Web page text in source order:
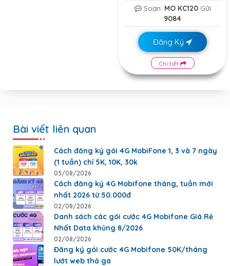
Soạn: MO KC120Gửi
9084
Đăng Ký
Chi tiết
Bài viết liên quan
Cách đăng ký gói 4G MobiFone 1, 3 và 7 ngày
(1 tuần) chỉ 5K, 10K, 30k
03/08/2026
Cách đăng ký 4G Mobifone tháng, tuần mới
nhất 2026 từ 50.000đ
02/08/2026
Danh sách các gói cước 4G Mobifone Giá Rẻ
Nhất Data khủng 8/2026
02/08/2026
Đăng ký gói cước 4G Mobifone 50K/tháng
lướt web thả ga